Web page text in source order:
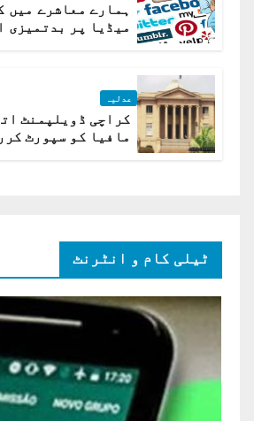
ہمارے معاشرے میں
میڈیا پر بدتمیزی
عدلیہ
کراچی ڈویلپمنٹ
مافیا کو سپورٹ
ٹیلی کام و انٹرنٹ